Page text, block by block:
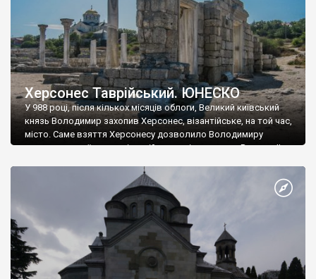
Херсонес Таврійський. ЮНЕСКО
У 988 році, після кількох місяців облоги, Великий київський
князь Володимир захопив Херсонес, візантійське, на той час,
місто. Саме взяття Херсонесу дозволило Володимиру
диктувати свої умови візантійському імператору Василю ІІ, та
Херсонесі Володимир-язичник, став Василем-християнином.
А потім було Хрещення Русі. На честь Херсонесу Таврійського